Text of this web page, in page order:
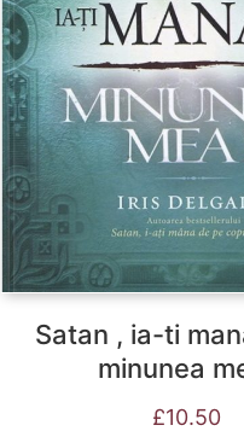
Satan , ia-ti
minunea
£10.50